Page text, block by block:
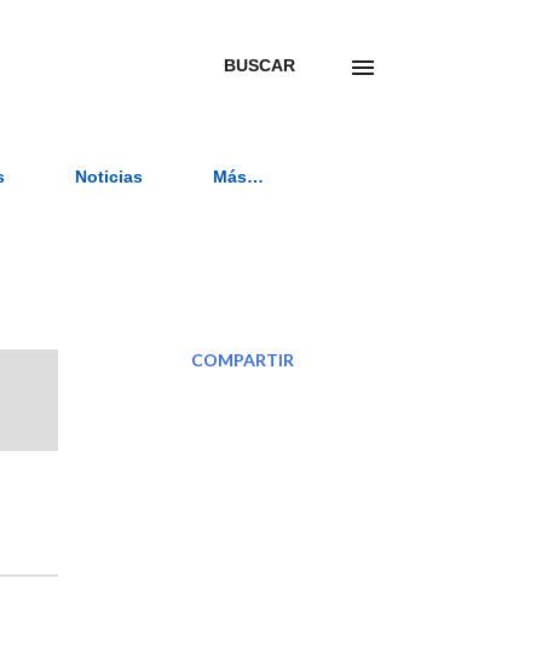
BUSCAR
Noticias Más…
COMPARTIR